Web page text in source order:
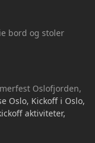
bord og stoler
Oslofjorden,
Oslo, Kickoff i Oslo,
aktiviteter,